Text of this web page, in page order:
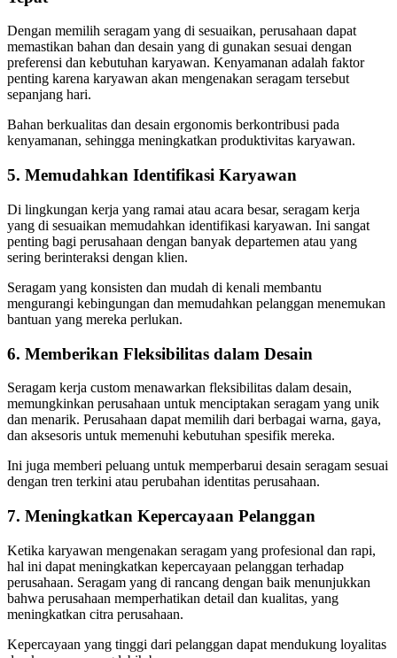
Dengan memilih seragam yang di sesuaikan, perusahaan dapat
memastikan bahan dan desain yang di gunakan sesuai dengan
preferensi dan kebutuhan karyawan. Kenyamanan adalah faktor
penting karena karyawan akan mengenakan seragam tersebut
sepanjang hari.
Bahan berkualitas dan desain ergonomis berkontribusi pada
kenyamanan, sehingga meningkatkan produktivitas karyawan.
5. Memudahkan Identifikasi Karyawan
Di lingkungan kerja yang ramai atau acara besar, seragam kerja
yang di sesuaikan memudahkan identifikasi karyawan. Ini sangat
penting bagi perusahaan dengan banyak departemen atau yang
sering berinteraksi dengan klien.
Seragam yang konsisten dan mudah di kenali membantu
mengurangi kebingungan dan memudahkan pelanggan menemukan
bantuan yang mereka perlukan.
6. Memberikan Fleksibilitas dalam Desain
Seragam kerja custom menawarkan fleksibilitas dalam desain,
memungkinkan perusahaan untuk menciptakan seragam yang unik
dan menarik. Perusahaan dapat memilih dari berbagai warna, gaya,
dan aksesoris untuk memenuhi kebutuhan spesifik mereka.
Ini juga memberi peluang untuk memperbarui desain seragam sesuai
dengan tren terkini atau perubahan identitas perusahaan.
7. Meningkatkan Kepercayaan Pelanggan
Ketika karyawan mengenakan seragam yang profesional dan rapi,
hal ini dapat meningkatkan kepercayaan pelanggan terhadap
perusahaan. Seragam yang di rancang dengan baik menunjukkan
bahwa perusahaan memperhatikan detail dan kualitas, yang
meningkatkan citra perusahaan.
Kepercayaan yang tinggi dari pelanggan dapat mendukung loyalitas